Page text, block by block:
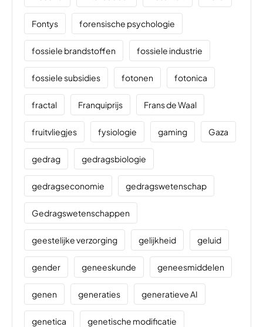
Fontys forensische psychologie
fossiele brandstoffen fossiele industrie
fossiele subsidies fotonen fotonica
fractal Franquiprijs Frans de Waal
fruitvliegjes fysiologie gaming Gaza
gedrag gedragsbiologie
gedragseconomie gedragswetenschap
Gedragswetenschappen
geestelijke verzorging gelijkheid geluid
gender geneeskunde geneesmiddelen
genen generaties generatieve AI
genetica genetische modificatie